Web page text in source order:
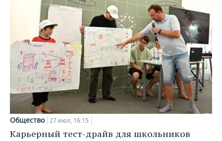
Общество 27 июл, 16:15
Карьерный тест-драйв для школьников